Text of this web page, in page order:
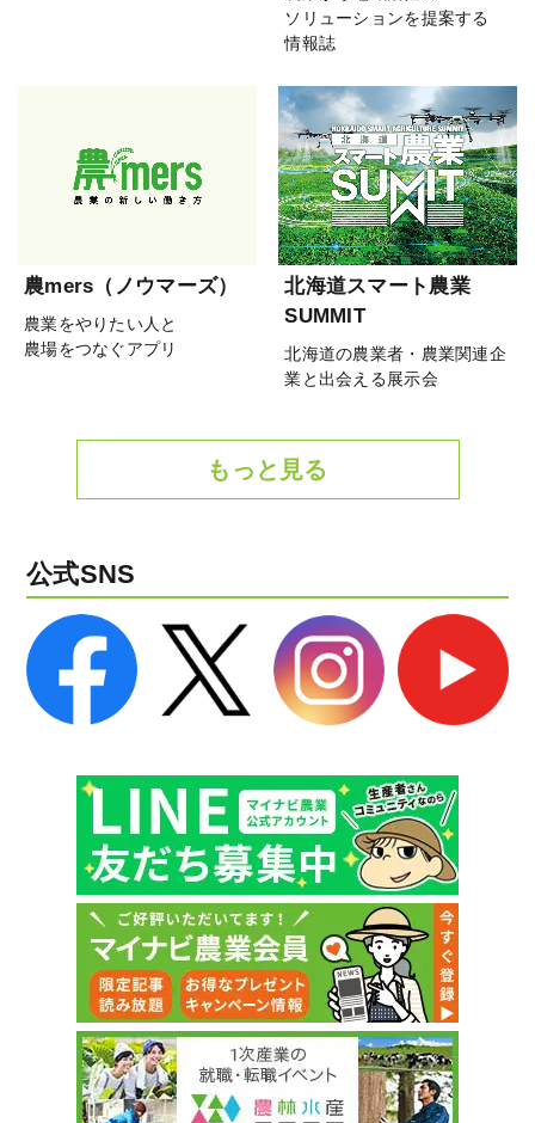
ソリューションを提案する
情報誌
農mers（ノウマーズ）
農業をやりたい人と
農場をつなぐアプリ
北海道スマート農業
SUMMIT
北海道の農業者・農業関連企
業と出会える展示会
もっと見る
公式SNS